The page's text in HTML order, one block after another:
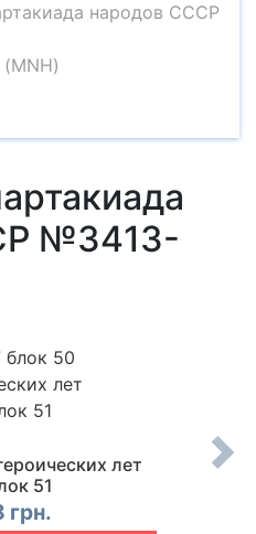
народов СССР
№3413-
лет
51
грн.